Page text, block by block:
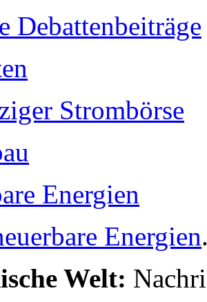
Debattenbeiträge
Strombörse
Energien
Energien
Welt: